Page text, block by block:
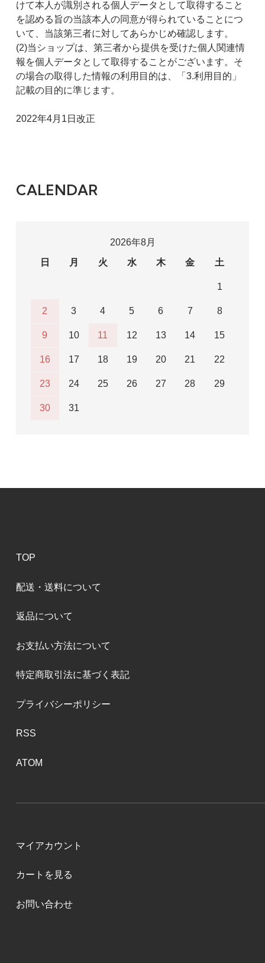
けて本人が識別される個人データとして取得すること
を認める旨の当該本人の同意が得られていることにつ
いて、当該第三者に対してあらかじめ確認します。
(2)当ショップは、第三者から提供を受けた個人関連情
報を個人データとして取得することがございます。そ
の場合の取得した情報の利用目的は、「3.利用目的」
記載の目的に準じます。
2022年4月1日改正
CALENDAR
2026年8月
日
月 火 水 木 金 土
1
2 3 4 5 6 7 8
9 10 11 12 13 14 15
16 17 18 19 20 21 22
23 24 25 26 27 28 29
30 31
TOP
配送・送料について
返品について
お支払い方法について
特定商取引法に基づく表記
プライバシーポリシー
RSS
ATOM
マイアカウント
カートを見る
お問い合わせ